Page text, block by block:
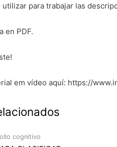
utilizar para trabajar las
en PDF.
em vídeo aquí: https://
cognitivo